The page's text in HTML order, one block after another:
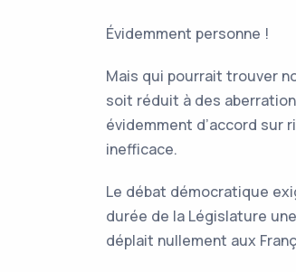
Évidemment personne !
Mais qui pourrait trouver
soit réduit à des
évidemment d’accord sur
inefficace.
Le débat démocratique
durée de la Législature
déplait nullement aux